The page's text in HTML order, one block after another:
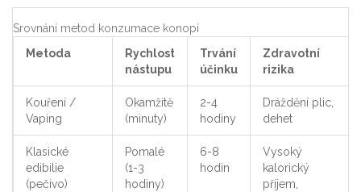
Srovnání metod konzumace konopí
Metoda
Rychlost
nástupu
Trvání
účinku
Zdravotní
rizika
Kouření /
Vaping
Okamžitě
(minuty)
2-4
hodiny
Dráždění plic,
dehet
Klasické
edibilie
(pečivo)
Pomalé
(1-3
hodiny)
6-8
hodin
Vysoký
kalorický
příjem,